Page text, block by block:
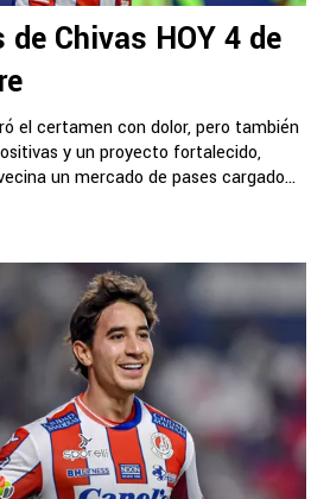
Chivas HOY 4 de
el certamen con dolor, pero también
y un proyecto fortalecido,
un mercado de pases cargado...